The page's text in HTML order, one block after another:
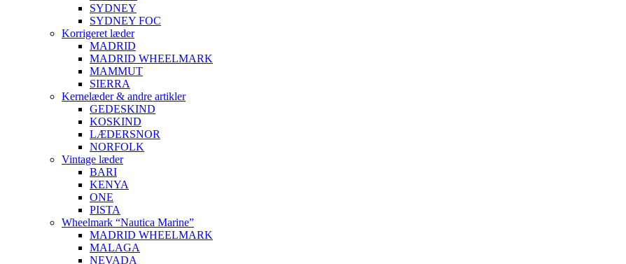
SYDNEY
SYDNEY FOC
Korrigeret læder
MADRID
MADRID WHEELMARK
MAMMUT
SIERRA
Kernelæder & andre artikler
GEDESKIND
KOSKIND
LÆDERSNOR
NORFOLK
Vintage læder
BARI
KENYA
ONE
PISTA
Wheelmark “Nautica Marine”
MADRID WHEELMARK
MALAGA
NEVADA